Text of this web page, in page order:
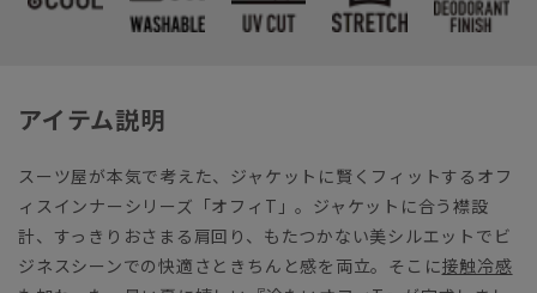
アイテム説明
スーツ屋が本気で考えた、ジャケットに賢くフィットするオフ
ィスインナーシリーズ「オフィT」。ジャケットに合う襟設
計、すっきりおさまる肩回り、もたつかない美シルエットでビ
ジネスシーンでの快適さときちんと感を両立。そこに接触冷感